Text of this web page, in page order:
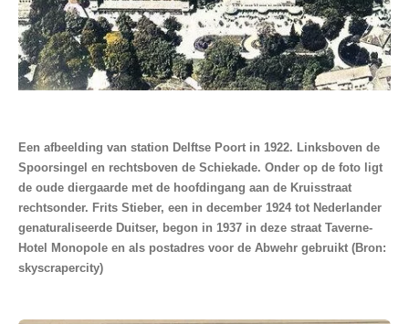
Een afbeelding van station Delftse Poort in 1922. Linksboven de
Spoorsingel en rechtsboven de Schiekade. Onder op de foto ligt
de oude diergaarde met de hoofdingang aan de Kruisstraat
rechtsonder. Frits Stieber, een in december 1924 tot Nederlander
genaturaliseerde Duitser, begon in 1937 in deze straat Taverne-
Hotel Monopole en als postadres voor de Abwehr gebruikt (Bron:
skyscrapercity)